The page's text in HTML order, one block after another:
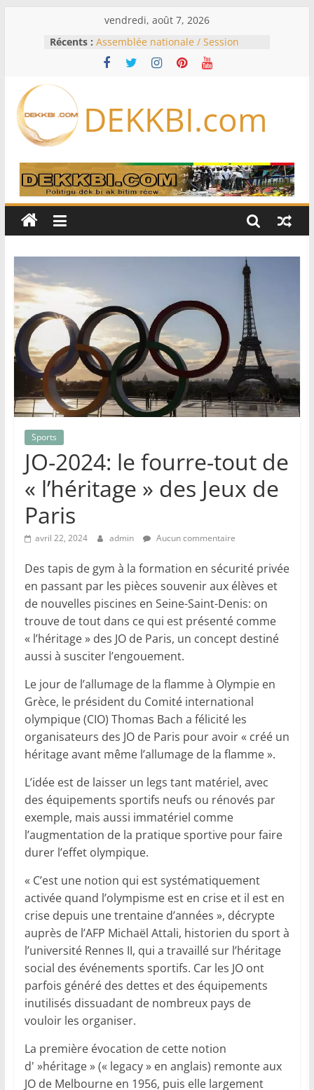
vendredi, août 7, 2026
Récents : Assemblée nationale / Session
extraordinaire: Six commissions
d’enquête à l’ordre du jour ce lundi
Bénin: Patrice Talon élu président
du Sénat, moins de trois mois
Pakistan et la Turquie signent un
accord de défense
RD Congo: Kinshasa interdit les
exportations de cuivre et de cobalt
production
DEKKBI.com
Sports
JO-2024: le fourre-tout de
« l’héritage » des Jeux de
Paris
avril 22, 2024 admin Aucun commentaire
Des tapis de gym à la formation en sécurité privée
en passant par les pièces souvenir aux élèves et
de nouvelles piscines en Seine-Saint-Denis: on
trouve de tout dans ce qui est présenté comme
« l’héritage » des JO de Paris, un concept destiné
aussi à susciter l’engouement.
Le jour de l’allumage de la flamme à Olympie en
Grèce, le président du Comité international
olympique (CIO) Thomas Bach a félicité les
organisateurs des JO de Paris pour avoir « créé un
héritage avant même l’allumage de la flamme ».
L’idée est de laisser un legs tant matériel, avec
des équipements sportifs neufs ou rénovés par
exemple, mais aussi immatériel comme
l’augmentation de la pratique sportive pour faire
durer l’effet olympique.
« C’est une notion qui est systématiquement
activée quand l’olympisme est en crise et il est en
crise depuis une trentaine d’années », décrypte
auprès de l’AFP Michaël Attali, historien du sport à
l’université Rennes II, qui a travaillé sur l’héritage
social des événements sportifs. Car les JO ont
parfois généré des dettes et des équipements
inutilisés dissuadant de nombreux pays de
vouloir les organiser.
La première évocation de cette notion
d' »héritage » (« legacy » en anglais) remonte aux
JO de Melbourne en 1956, puis elle largement